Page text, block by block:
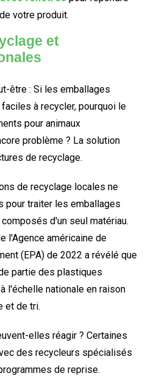
votre produit.
et
être : Si les emballages
à recycler, pourquoi le
pour animaux
problème ? La solution
de recyclage.
de recyclage locales ne
pour traiter les emballages
d'un seul matériau.
l'Agence américaine de
(EPA) de 2022 a révélé que
partie des plastiques
l'échelle nationale en raison
et de tri.
elles réagir ? Certaines
des recycleurs spécialisés
de reprise.